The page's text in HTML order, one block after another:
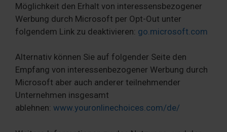
Möglichkeit den Erhalt von interessensbezogener
Werbung durch Microsoft per Opt-Out unter
folgendem Link zu deaktivieren: go.microsoft.com
Alternativ können Sie auf folgender Seite den
Empfang von interessenbezogener Werbung durch
Microsoft aber auch anderer teilnehmender
Unternehmen insgesamt
ablehnen: www.youronlinechoices.com/de/